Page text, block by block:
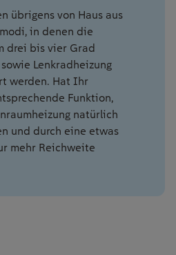
übrigens von Haus aus
in denen die
drei bis vier Grad
Lenkradheizung
werden. Hat Ihr
Funktion,
natürlich
und durch eine etwas
mehr Reichweite